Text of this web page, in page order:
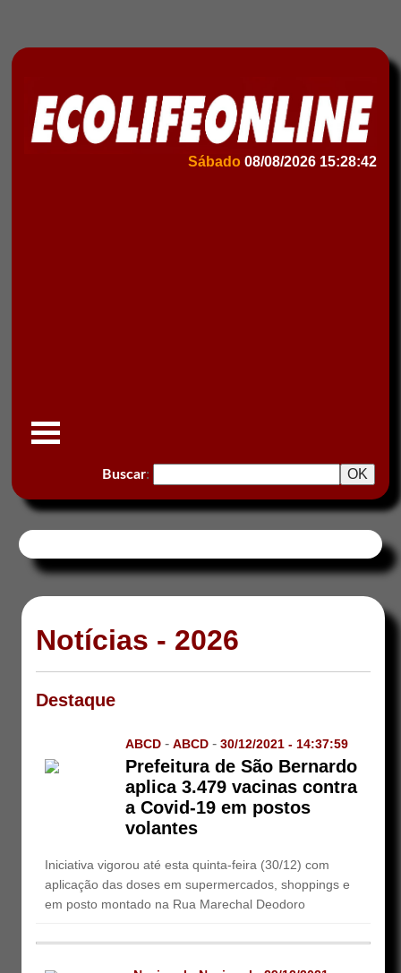
Sábado 08/08/2026 15:28:42
Buscar:
Notícias - 2026
Destaque
ABCD -ABCD -30/12/2021 - 14:37:59
Prefeitura de São Bernardo
aplica 3.479 vacinas contra
a Covid-19 em postos
volantes
Iniciativa vigorou até esta quinta-feira (30/12) com
aplicação das doses em supermercados, shoppings e
em posto montado na Rua Marechal Deodoro